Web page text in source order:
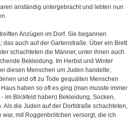
anständig untergebracht und lebten nun
Anzügen im Dorf. Sie begannen
auch auf der Gartenstraße. Über ein Brett
schachteten die Männer, unter ihnen auch
Bekleidung. Im Herbst und Winter
diesen Menschen um Juden handelte;
und oft zu Tode gequälten Menschen
haben so oft es ging (man musste immer
im Blickfeld haben) Bekleidung, Socken,
die Juden auf der Dorfstraße schachteten,
mit Roggenbrötchen versorgt, die ich